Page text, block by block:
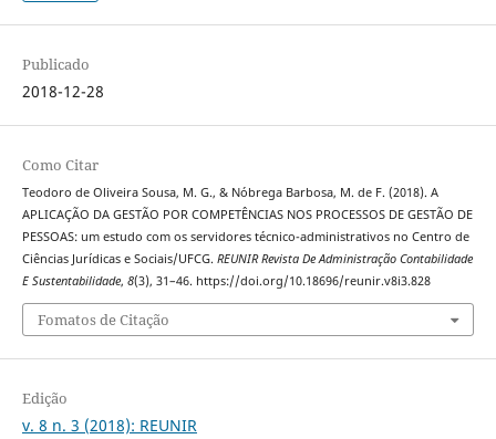
Publicado
2018-12-28
Como Citar
Teodoro de Oliveira Sousa, M. G., & Nóbrega Barbosa, M. de F. (2018). A
APLICAÇÃO DA GESTÃO POR COMPETÊNCIAS NOS PROCESSOS DE GESTÃO DE
PESSOAS: um estudo com os servidores técnico-administrativos no Centro de
Ciências Jurídicas e Sociais/UFCG. REUNIR Revista De Administração Contabilidade
E Sustentabilidade, 8(3), 31–46. https://doi.org/10.18696/reunir.v8i3.828
Fomatos de Citação
Edição
v. 8 n. 3 (2018): REUNIR